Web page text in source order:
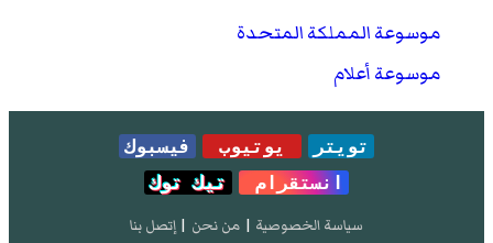
موسوعة المملكة المتحدة
موسوعة أعلام
تويتر يوتيوب
فيسبوك
انستقرام
تيك توك
سياسة الخصوصية | من نحن | إتصل بنا